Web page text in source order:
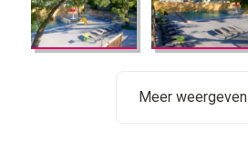
Meer weergeven